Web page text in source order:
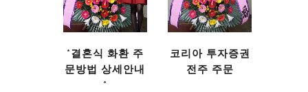
*결혼식 화환 주
문방법 상세안내
*
코리아 투자증권
전주 주문